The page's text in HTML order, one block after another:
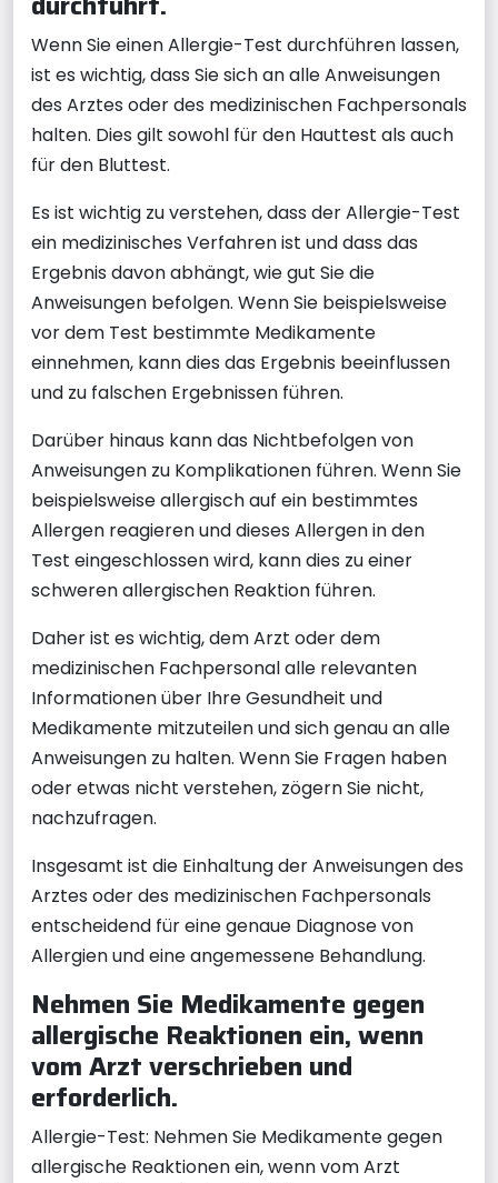
Wenn Sie einen Allergie-Test durchführen lassen,
ist es wichtig, dass Sie sich an alle Anweisungen
des Arztes oder des medizinischen Fachpersonals
halten. Dies gilt sowohl für den Hauttest als auch
für den Bluttest.
Es ist wichtig zu verstehen, dass der Allergie-Test
ein medizinisches Verfahren ist und dass das
Ergebnis davon abhängt, wie gut Sie die
Anweisungen befolgen. Wenn Sie beispielsweise
vor dem Test bestimmte Medikamente
einnehmen, kann dies das Ergebnis beeinflussen
und zu falschen Ergebnissen führen.
Darüber hinaus kann das Nichtbefolgen von
Anweisungen zu Komplikationen führen. Wenn Sie
beispielsweise allergisch auf ein bestimmtes
Allergen reagieren und dieses Allergen in den
Test eingeschlossen wird, kann dies zu einer
schweren allergischen Reaktion führen.
Daher ist es wichtig, dem Arzt oder dem
medizinischen Fachpersonal alle relevanten
Informationen über Ihre Gesundheit und
Medikamente mitzuteilen und sich genau an alle
Anweisungen zu halten. Wenn Sie Fragen haben
oder etwas nicht verstehen, zögern Sie nicht,
nachzufragen.
Insgesamt ist die Einhaltung der Anweisungen des
Arztes oder des medizinischen Fachpersonals
entscheidend für eine genaue Diagnose von
Allergien und eine angemessene Behandlung.
Nehmen Sie Medikamente gegen
allergische Reaktionen ein, wenn
vom Arzt verschrieben und
erforderlich.
Allergie-Test: Nehmen Sie Medikamente gegen
allergische Reaktionen ein, wenn vom Arzt